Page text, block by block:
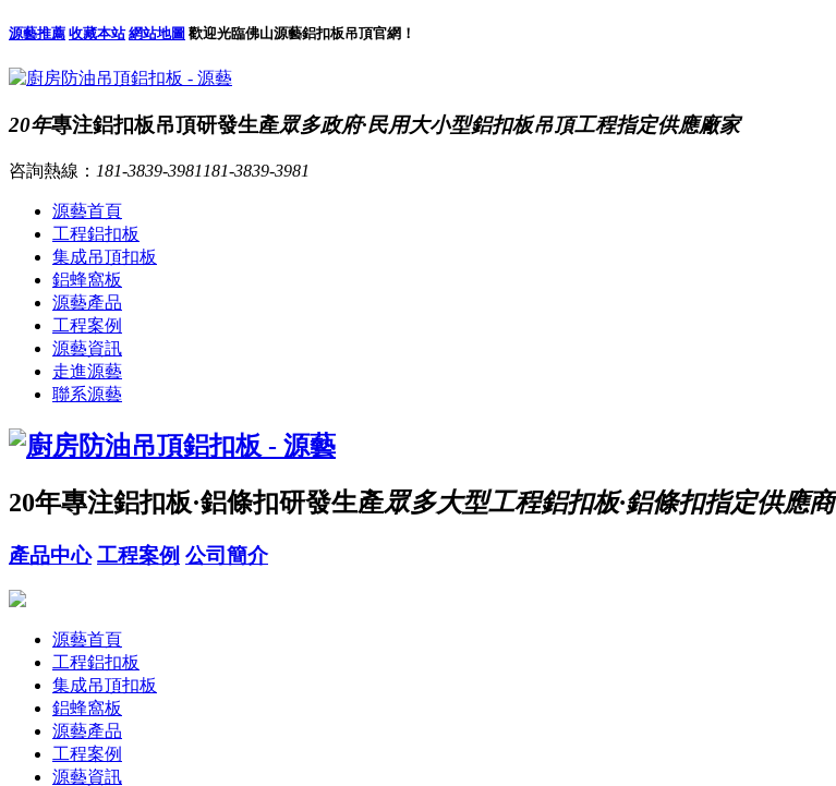
源藝推薦 收藏本站 網站地圖 歡迎光臨佛山源藝鋁扣板吊頂官網！
20年專注鋁扣板吊頂研發生產眾多政府·民用大小型鋁扣板吊頂工程指定供應廠家
咨詢熱線： 181-3839-3981 181-3839-3981
源藝首頁
工程鋁扣板
集成吊頂扣板
鋁蜂窩板
源藝產品
工程案例
源藝資訊
走進源藝
聯系源藝
20年專注鋁扣板·鋁條扣研發生產眾多大型工程鋁扣板·鋁條扣指定供應商
產品中心 工程案例 公司簡介
源藝首頁
工程鋁扣板
集成吊頂扣板
鋁蜂窩板
源藝產品
工程案例
源藝資訊